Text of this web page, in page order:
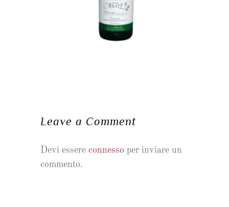
Leave a Comment
Devi essere connesso per inviare un
commento.